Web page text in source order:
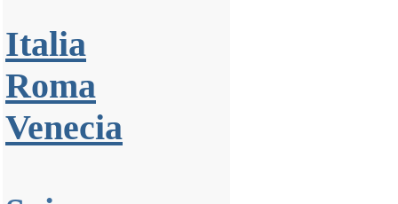
Italia
Roma
Venecia